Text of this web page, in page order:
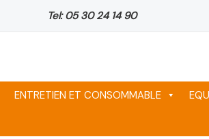
Tel: 05 30 24 14 90
ENTRETIEN ET CONSOMMABLE